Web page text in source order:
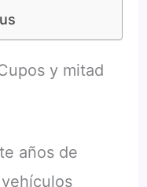
y mitad
años de